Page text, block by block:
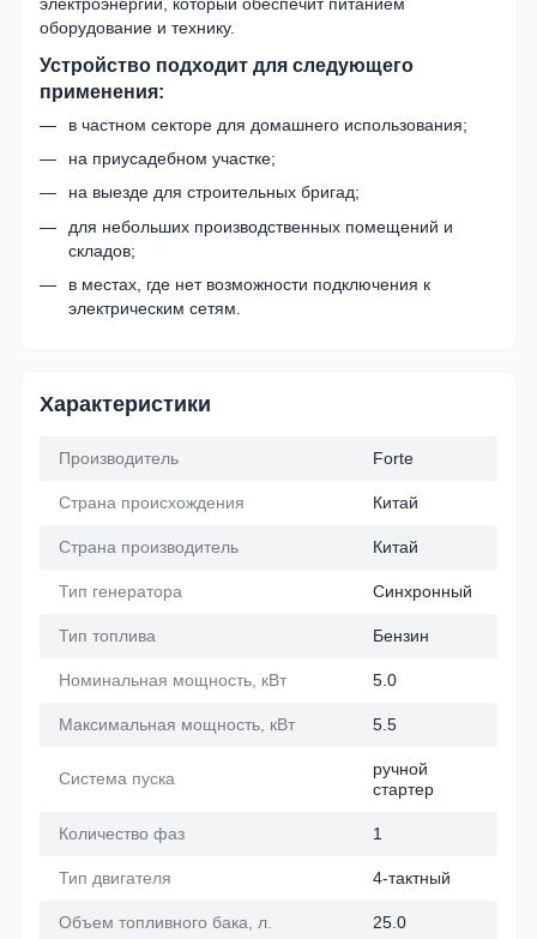
оборудование и технику.
Устройство подходит для следующего
применения:
в частном секторе для домашнего использования;
на приусадебном участке;
на выезде для строительных бригад;
для небольших производственных помещений и
складов;
в местах, где нет возможности подключения к
электрическим сетям.
Характеристики
Производитель Forte
Страна происхождения Китай
Страна производитель Китай
Тип генератора Синхронный
Тип топлива Бензин
Номинальная мощность, кВт 5.0
Максимальная мощность, кВт 5.5
Система пуска
ручной
стартер
Количество фаз 1
Тип двигателя 4-тактный
Объем топливного бака, л. 25.0